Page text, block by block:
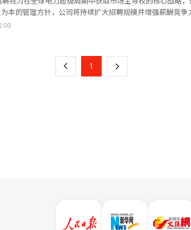
试，最终面试将在9月的论坛期间进行。朴民宇表示，未
深度连接和共享的愿景是关键。※ 本报道经人工智能（AI
本的管理方针，公司将持续扩大招聘规模并增强薪酬竞
年轻人才。自2023年起，公司推出了全球实习计划，早
了就业稳定性。LS电气还积极为弱势群体创造就业机会，
滋均会长表示：“电力行业的快速变化是准备未来竞争力的
中心扩建、可再生能源普及和老旧电网更换，全球电力基
上 1 下